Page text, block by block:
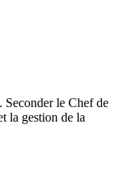
Seconder le Chef de
la gestion de la